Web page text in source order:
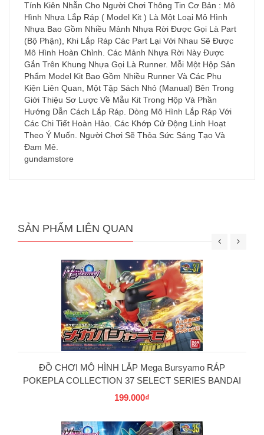
Tính Kiên Nhẫn Cho Người Chơi Thông Tin Cơ Bản : Mô
Hình Nhựa Lắp Ráp ( Model Kit ) Là Một Loại Mô Hình
Nhựa Bao Gồm Nhiều Mảnh Nhựa Rời Được Gọi Là Part
(Bộ Phận), Khi Lắp Ráp Các Part Lại Với Nhau Sẽ Được
Mô Hình Hoàn Chỉnh. Các Mảnh Nhựa Rời Này Được
Gắn Trên Khung Nhựa Gọi Là Runner. Mỗi Một Hộp Sản
Phẩm Model Kit Bao Gồm Nhiều Runner Và Các Phụ
Kiện Liên Quan, Một Tập Sách Nhỏ (Manual) Bên Trong
Giới Thiệu Sơ Lược Về Mẫu Kit Trong Hộp Và Phần
Hướng Dẫn Cách Lắp Ráp. Dòng Mô Hình Lắp Ráp Với
Các Chi Tiết Hoàn Hảo. Các Khớp Cử Động Linh Hoạt
Theo Ý Muốn. Người Chơi Sẽ Thỏa Sức Sáng Tạo Và
Đam Mê.
gundamstore
SẢN PHẨM LIÊN QUAN
ĐỒ CHƠI MÔ HÌNH LẮP Mega Bursyamo RÁP
POKEPLA COLLECTION 37 SELECT SERIES BANDAI
199.000₫